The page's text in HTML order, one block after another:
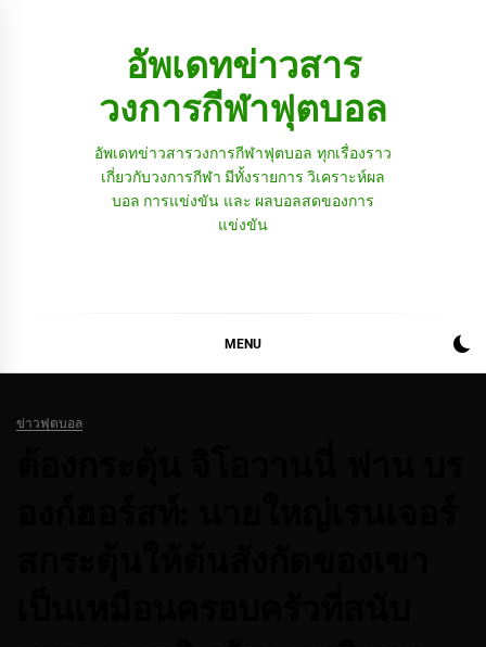
อัพเดทข่าวสาร
วงการกีฬาฟุตบอล
อัพเดทข่าวสารวงการกีฬาฟุตบอล ทุกเรื่องราว
เกี่ยวกับวงการกีฬา มีทั้งรายการ วิเคราะห์ผล
บอล การแข่งขัน และ ผลบอลสดของการ
แข่งขัน
MENU
ข่าวฟุตบอล